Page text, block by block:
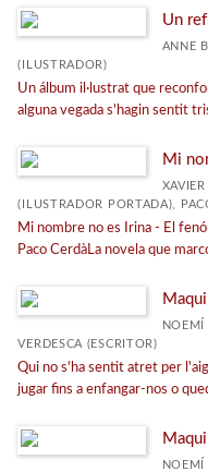
Un
ANNE
(ILUSTRADOR)
Un álbum il·lustrat que
alguna vegada s'hagin sentit
Mi
(ILUSTRADOR PORTADA),
Mi nombre no es Irina - El
Paco CerdàLa novela que
VERDESCA (ESCRITOR)
Qui no s'ha sentit atret per
jugar fins a enfangar-nos o